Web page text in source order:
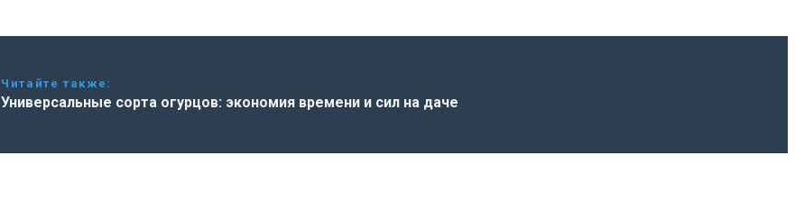
Читайте также:
Универсальные сорта огурцов: экономия времени и сил на даче